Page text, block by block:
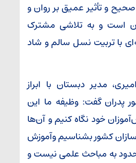
صحیح و تأثیر عمیق بر روان و
است و به تلاشی مشترک
با تربیت نسل سالم و شاد
مدیر دبستان با ابراز
پدران گفت: وظیفه ما این
خود نگاه کنیم و آن‌ها
کشور بشناسیم وآموزش
به مباحث علمی نیست و